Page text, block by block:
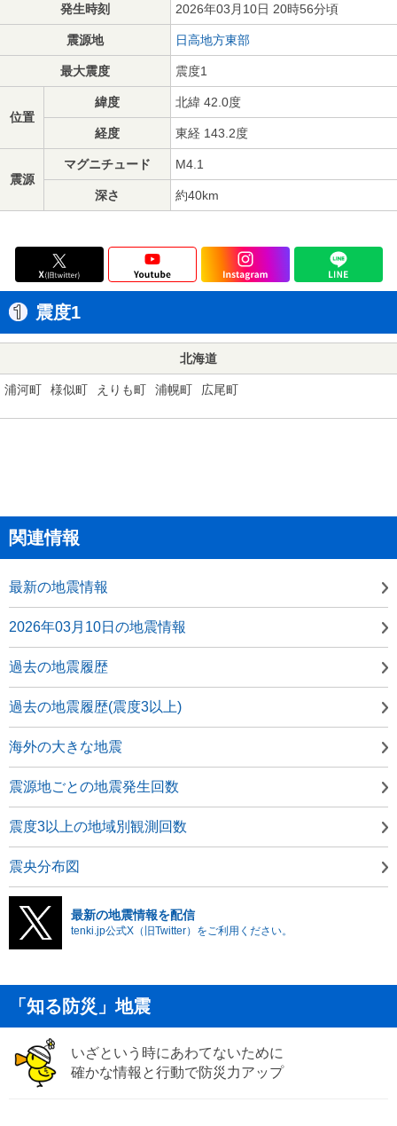
発生時刻 2026年03月10日 20時56分頃
震源地 日高地方東部
最大震度 震度1
位置
緯度 北緯 42.0度
経度 東経 143.2度
震源
マグニチュード M4.1
深さ 約40km
震度1
北海道
浦河町 様似町 えりも町 浦幌町 広尾町
関連情報
最新の地震情報
2026年03月10日の地震情報
過去の地震履歴
過去の地震履歴(震度3以上)
海外の大きな地震
震源地ごとの地震発生回数
震度3以上の地域別観測回数
震央分布図
最新の地震情報を配信
tenki.jp公式X（旧Twitter）をご利用ください。
「知る防災」地震
いざという時にあわてないために
確かな情報と行動で防災力アップ